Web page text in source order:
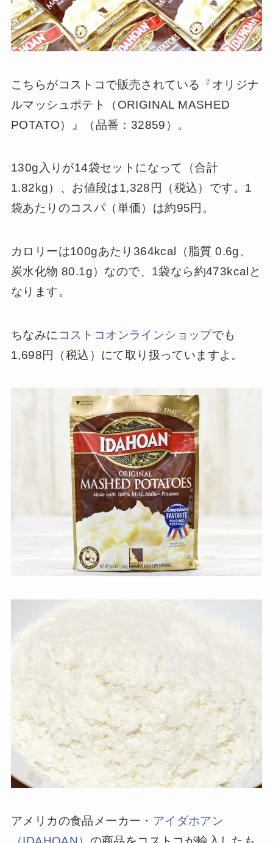
こちらがコストコで販売されている『オリジナ
ルマッシュポテト（ORIGINAL MASHED
POTATO）』（品番：32859）。
130g入りが14袋セットになって（合計
1.82kg）、お値段は1,328円（税込）です。1
袋あたりのコスパ（単価）は約95円。
カロリーは100gあたり364kcal（脂質 0.6g、
炭水化物 80.1g）なので、1袋なら約473kcalと
なります。
ちなみに コストコオンラインショップでも
1,698円（税込）にて取り扱っていますよ。
アメリカの食品メーカー・ アイダホアン